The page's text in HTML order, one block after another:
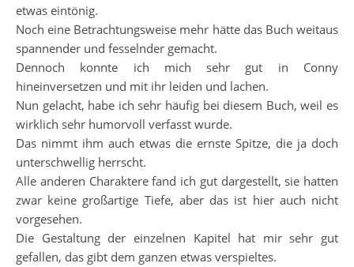
etwas eintönig.
Noch eine Betrachtungsweise mehr hätte das Buch weitaus
spannender und fesselnder gemacht.
Dennoch konnte ich mich sehr gut in Conny
hineinversetzen und mit ihr leiden und lachen.
Nun gelacht, habe ich sehr häufig bei diesem Buch, weil es
wirklich sehr humorvoll verfasst wurde.
Das nimmt ihm auch etwas die ernste Spitze, die ja doch
unterschwellig herrscht.
Alle anderen Charaktere fand ich gut dargestellt, sie hatten
zwar keine großartige Tiefe, aber das ist hier auch nicht
vorgesehen.
Die Gestaltung der einzelnen Kapitel hat mir sehr gut
gefallen, das gibt dem ganzen etwas verspieltes.